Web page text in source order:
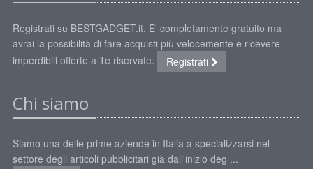
Registrati su BESTGADGET.it. E' completamente gratuito ma
avrai la possibilità di fare acquisti più velocemente e ricevere
imperdibili offerte a Te riservate.
Registrati
Chi siamo
Siamo una delle prime aziende in Italia a specializzarsi nel
settore degli articoli pubblicitari già dall'inizio deg ...